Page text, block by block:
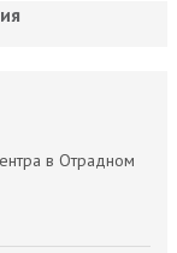
в Отрадном